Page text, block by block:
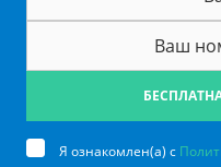
Я ознакомлен(а) с